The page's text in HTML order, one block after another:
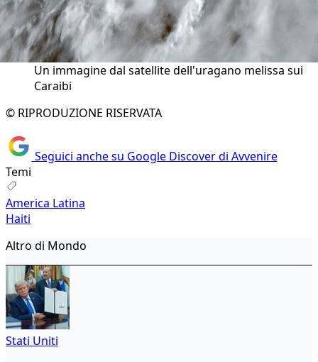
Un immagine dal satellite dell'uragano melissa sui
Caraibi
© RIPRODUZIONE RISERVATA
Seguici anche su Google Discover di Avvenire
Temi
America Latina
Haiti
Altro di Mondo
Stati Uniti